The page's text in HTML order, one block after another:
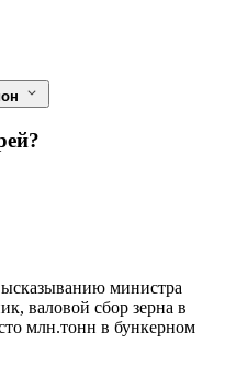
министра
валовой сбор зерна в
млн.тонн в бункерном